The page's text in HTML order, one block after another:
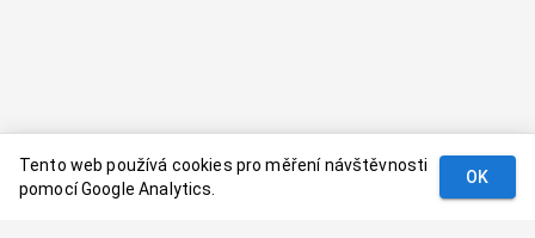
Tento web používá cookies pro měření návštěvnosti
pomocí Google Analytics.
OK